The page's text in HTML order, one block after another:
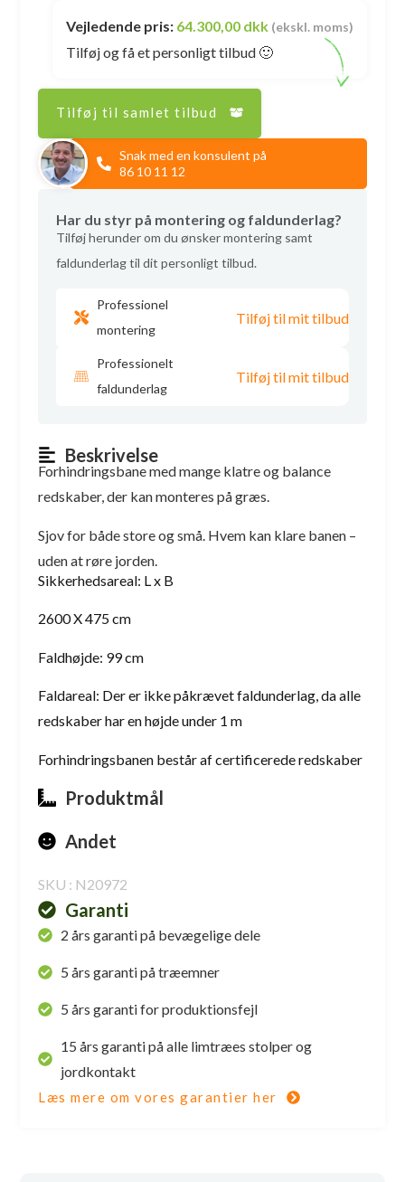
Vejledende pris: 64.300,00 dkk (ekskl. moms)
Tilføj og få et personligt tilbud 🙂
Snak med en konsulent på
86 10 11 12
Tilføj til samlet tilbud
Har du styr på montering og faldunderlag?
Tilføj herunder om du ønsker montering samt
faldunderlag til dit personligt tilbud.
Professionel
montering
Tilføj til mit tilbud
Professionelt
faldunderlag
Tilføj til mit tilbud
Beskrivelse
Forhindringsbane med mange klatre og balance
redskaber, der kan monteres på græs.
Sjov for både store og små. Hvem kan klare banen –
uden at røre jorden.
Sikkerhedsareal: L x B
2600 X 475 cm
Faldhøjde: 99 cm
Faldareal: Der er ikke påkrævet faldunderlag, da alle
redskaber har en højde under 1 m
Forhindringsbanen består af certificerede redskaber
Produktmål
Andet
SKU : N20972
Garanti
2 års garanti på bevægelige dele
5 års garanti på træemner
5 års garanti for produktionsfejl
15 års garanti på alle limtræes stolper og
jordkontakt
Læs mere om vores garantier her